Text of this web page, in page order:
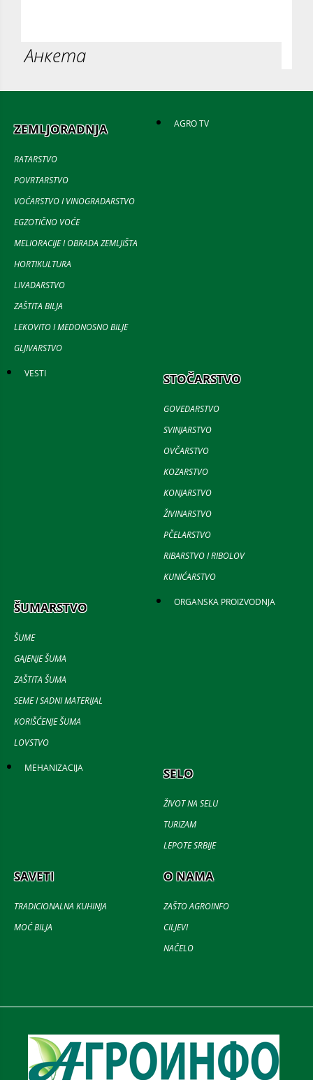
Анкета
ZEMLJORADNJA
RATARSTVO
POVRTARSTVO
VOĆARSTVO I VINOGRADARSTVO
EGZOTIČNO VOĆE
MELIORACIJE I OBRADA ZEMLJIŠTA
HORTIKULTURA
LIVADARSTVO
ZAŠTITA BILJA
LEKOVITO I MEDONOSNO BILJE
GLJIVARSTVO
AGRO TV
VESTI STOČARSTVO
GOVEDARSTVO
SVINJARSTVO
OVČARSTVO
KOZARSTVO
KONJARSTVO
ŽIVINARSTVO
PČELARSTVO
RIBARSTVO I RIBOLOV
KUNIĆARSTVO
ŠUMARSTVO
ŠUME
GAJENJE ŠUMA
ZAŠTITA ŠUMA
SEME I SADNI MATERIJAL
KORIŠĆENJE ŠUMA
LOVSTVO
ORGANSKA PROIZVODNJA
MEHANIZACIJA SELO
ŽIVOT NA SELU
TURIZAM
LEPOTE SRBIJE
SAVETI
TRADICIONALNA KUHINJA
MOĆ BILJA
O NAMA
ZAŠTO AGROINFO
CILJEVI
NAČELO